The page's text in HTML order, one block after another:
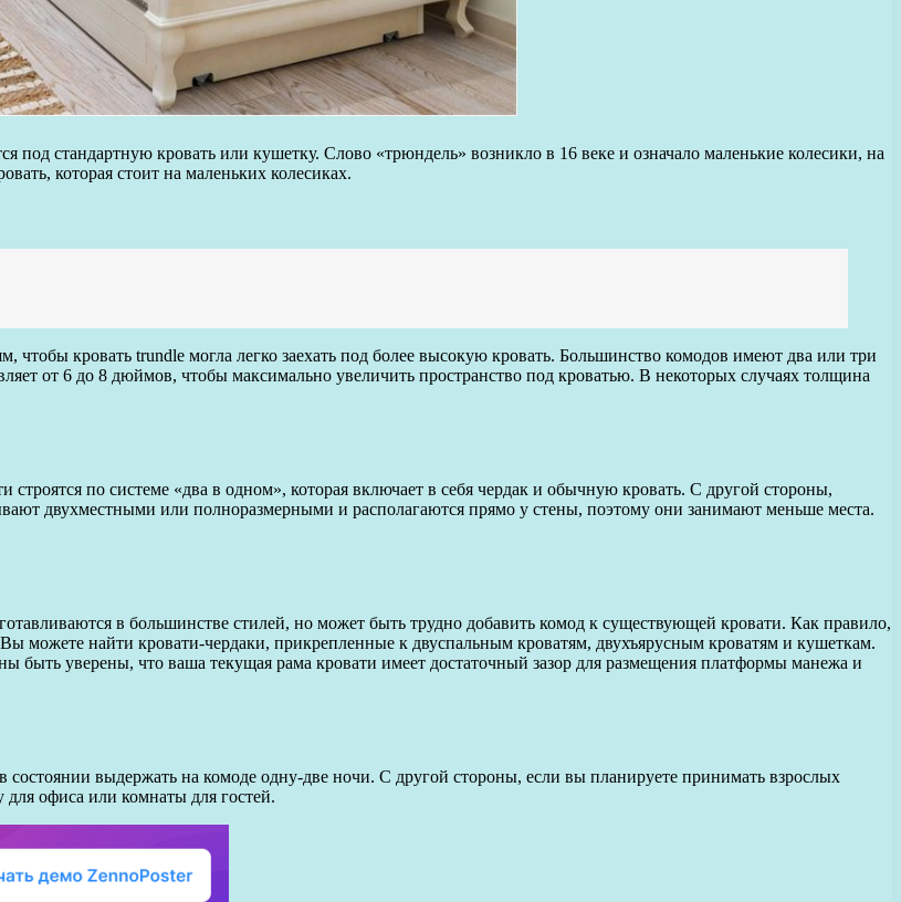
под стандартную кровать или кушетку. Слово «трюндель» возникло в 16 веке и означало маленькие колесики, на
которая стоит на маленьких колесиках.
кровать trundle могла легко заехать под более высокую кровать. Большинство комодов имеют два или три
от 6 до 8 дюймов, чтобы максимально увеличить пространство под кроватью. В некоторых случаях толщина
по системе «два в одном», которая включает в себя чердак и обычную кровать. С другой стороны,
двухместными или полноразмерными и располагаются прямо у стены, поэтому они занимают меньше места.
в большинстве стилей, но может быть трудно добавить комод к существующей кровати. Как правило,
Вы можете найти кровати-чердаки, прикрепленные к двуспальным кроватям, двухъярусным кроватям и кушеткам.
уверены, что ваша текущая рама кровати имеет достаточный зазор для размещения платформы манежа и
выдержать на комоде одну-две ночи. С другой стороны, если вы планируете принимать взрослых
офиса или комнаты для гостей.